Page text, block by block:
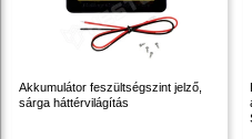
Akkumulátor feszültségszint jelző,
sárga háttérvilágítás